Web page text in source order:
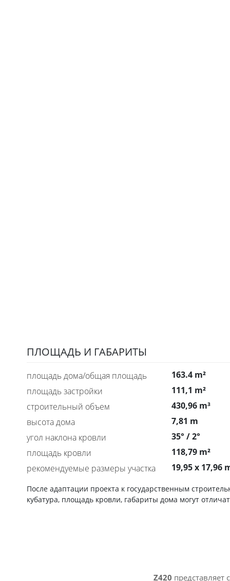
ПЛОЩАДЬ И ГАБАРИТЫ
площадь дома/общая площадь
163.4 m²
площадь застройки
111,1 m²
строительный объем
430,96 m³
высота дома
7,81 m
угол наклона кровли
35° / 2°
площадь кровли
118,79 m²
рекомендуемые размеры участка
19,95 x 17,96
После адаптации проекта к государственным
кубатура, площадь кровли, габариты дома могут
Z420